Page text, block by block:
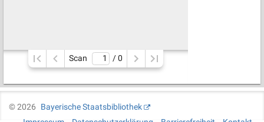
Scan / 0
©2026
Bayerische Staatsbibliothek